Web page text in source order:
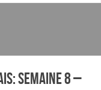
Semaine 8 –